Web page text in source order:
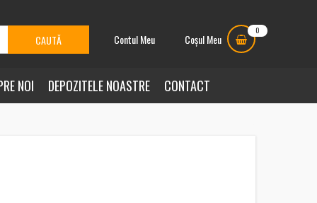
Contul Meu Coșul Meu
0
NOI DEPOZITELE NOASTRE CONTACT